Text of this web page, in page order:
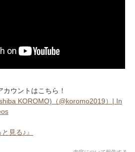
ウントはこちら！
KOROMO)（@koromo2019）| In
と見る♪』